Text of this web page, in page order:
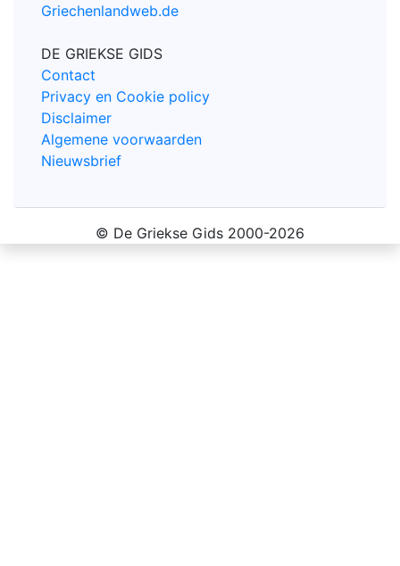
Griechenlandweb.de
DE GRIEKSE GIDS
Contact
Privacy en Cookie policy
Disclaimer
Algemene voorwaarden
Nieuwsbrief
© De Griekse Gids 2000-2026